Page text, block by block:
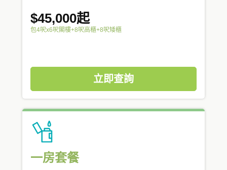
$45,000起
包4呎x6呎閣樓+8呎高櫃+8呎矮櫃
立即查詢
一房套餐